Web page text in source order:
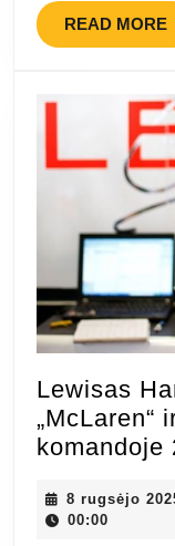
READ MORE
Lewisas
„McLaren“
komandoje
8 rugsėjo
00:00